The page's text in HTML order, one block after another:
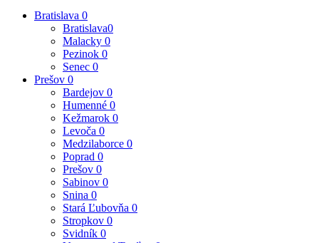
Bratislava 0
Bratislava0
Malacky 0
Pezinok 0
Senec 0
Prešov 0
Bardejov 0
Humenné 0
Kežmarok 0
Levoča 0
Medzilaborce 0
Poprad 0
Prešov 0
Sabinov 0
Snina 0
Stará Ľubovňa 0
Stropkov 0
Svidník 0